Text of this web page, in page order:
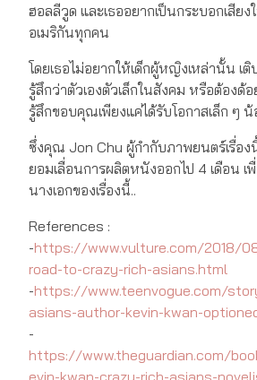
ฮอลลีวูด และเธออยากเป็นกระบอกเสียง
อเมริกันทุกคน
โดยเธอไม่อยากให้เด็กผู้หญิงเหล่านั้น เ
รู้สึกว่าตัวเองตัวเล็กในสังคม หรือต้องด้
รู้สึกขอบคุณเพียงแค่ได้รับโอกาสเล็ก ๆ
ซึ่งคุณ Jon Chu ผู้กำกับภาพยนตร์เรื่อ
ยอมเลื่อนการผลิตหนังออกไป 4 เดือน เ
นางเอกของเรื่องนี้..
References :
-https://www.vulture.com/2018/
road-to-crazy-rich-asians.html
-https://www.teenvogue.com/
asians-author-kevin-kwan-
-
https://www.theguardian.com/